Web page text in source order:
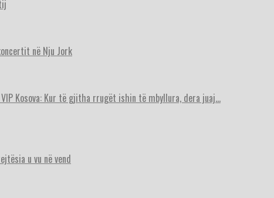
në Nju Jork
Kosova: Kur të gjitha rrugët ishin të mbyllura, dera juaj…
u vu në vend